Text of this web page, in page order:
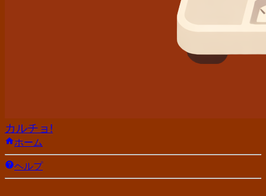
カルチョ!
ホーム
ヘルプ